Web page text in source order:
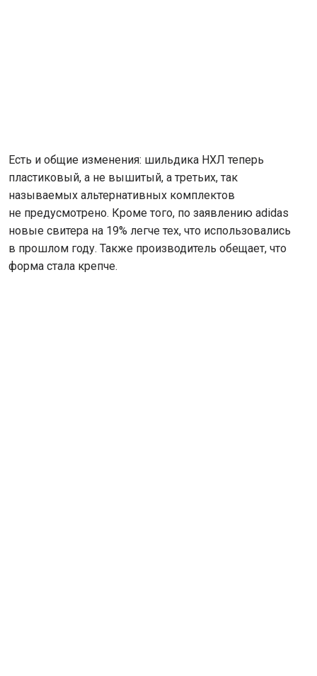
Есть и общие изменения: шильдика НХЛ теперь
пластиковый, а не вышитый, а третьих, так
называемых альтернативных комплектов
не предусмотрено. Кроме того, по заявлению adidas
новые свитера на 19% легче тех, что использовались
в прошлом году. Также производитель обещает, что
форма стала крепче.